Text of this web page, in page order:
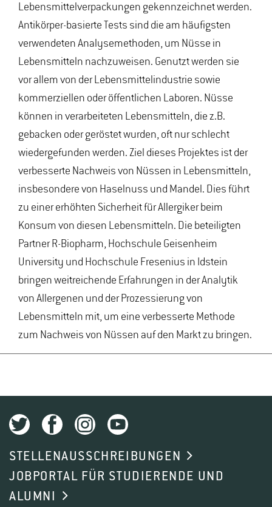
Lebensmittelverpackungen gekennzeichnet werden.
Antikörper-basierte Tests sind die am häufigsten
verwendeten Analysemethoden, um Nüsse in
Lebensmitteln nachzuweisen. Genutzt werden sie
vor allem von der Lebensmittelindustrie sowie
kommerziellen oder öffentlichen Laboren. Nüsse
können in verarbeiteten Lebensmitteln, die z.B.
gebacken oder geröstet wurden, oft nur schlecht
wiedergefunden werden. Ziel dieses Projektes ist der
verbesserte Nachweis von Nüssen in Lebensmitteln,
insbesondere von Haselnuss und Mandel. Dies führt
zu einer erhöhten Sicherheit für Allergiker beim
Konsum von diesen Lebensmitteln. Die beteiligten
Partner R-Biopharm, Hochschule Geisenheim
University und Hochschule Fresenius in Idstein
bringen weitreichende Erfahrungen in der Analytik
von Allergenen und der Prozessierung von
Lebensmitteln mit, um eine verbesserte Methode
zum Nachweis von Nüssen auf den Markt zu bringen.
STELLENAUSSCHREIBUNGEN
JOBPORTAL FÜR STUDIERENDE UND
ALUMNI